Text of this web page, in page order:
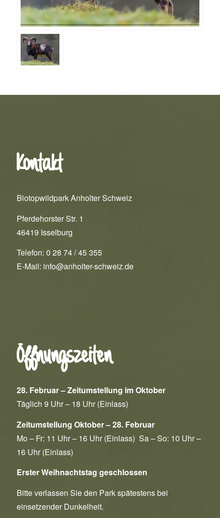
Kontakt
Biotopwildpark Anholter Schweiz
Pferdehorster Str. 1
46419 Isselburg
Telefon: 0 28 74 / 45 355
E-Mail: info@anholter-schweiz.de
Öffnungszeiten
28. Februar – Zeitumstellung im Oktober
Täglich 9 Uhr – 18 Uhr (Einlass)
Zeitumstellung Oktober – 28. Februar
Mo – Fr: 11 Uhr – 16 Uhr (Einlass) Sa – So: 10 Uhr –
16 Uhr (Einlass)
Erster Weihnachtstag geschlossen
Bitte verlassen Sie den Park spätestens bei
einsetzender Dunkelheit.